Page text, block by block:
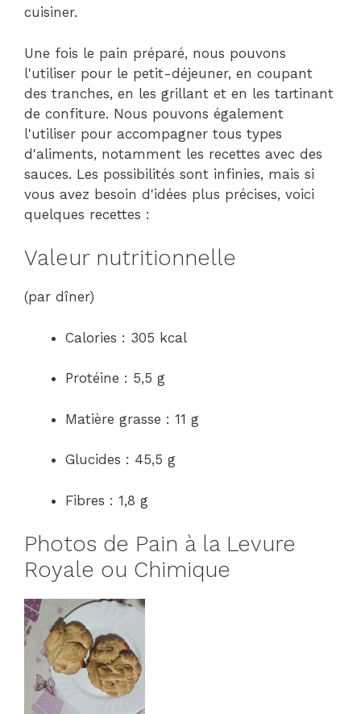
cuisiner.
Une fois le pain préparé, nous pouvons
l'utiliser pour le petit-déjeuner, en coupant
des tranches, en les grillant et en les tartinant
de confiture. Nous pouvons également
l'utiliser pour accompagner tous types
d'aliments, notamment les recettes avec des
sauces. Les possibilités sont infinies, mais si
vous avez besoin d'idées plus précises, voici
quelques recettes :
Valeur nutritionnelle
(par dîner)
Calories : 305 kcal
Protéine : 5,5 g
Matière grasse : 11 g
Glucides : 45,5 g
Fibres : 1,8 g
Photos de Pain à la Levure
Royale ou Chimique